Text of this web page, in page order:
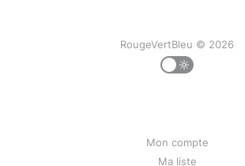
RougeVertBleu © 2026
Mon compte
Ma liste